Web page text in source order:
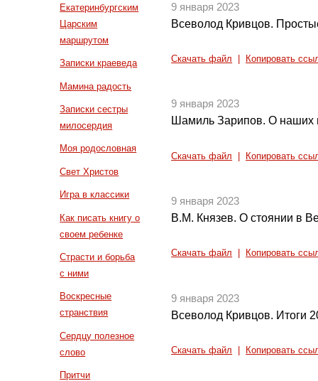
Екатеринбургским
Царским
маршрутом
Записки краеведа
Мамина радость
Записки сестры
милосердия
Моя родословная
Свет Христов
Игра в классики
Как писать книгу о
своем ребенке
Страсти и борьба
с ними
Воскресные
странствия
Сердцу полезное
слово
Притчи
9 января 2023
Всеволод Кривцов.
Скачать файл Копировать
9 января 2023
Шамиль Зарипов. О наших
Скачать файл Копировать
9 января 2023
В.М. Князев. О стоянии в
Скачать файл Копировать
9 января 2023
Всеволод Кривцов. Итоги
Скачать файл Копировать